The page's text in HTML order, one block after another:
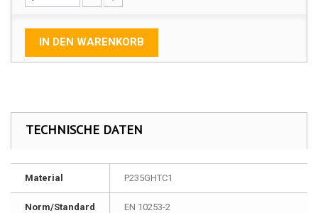
IN DEN WARENKORB
TECHNISCHE DATEN
Material P235GHTC1
Norm/Standard EN 10253-2